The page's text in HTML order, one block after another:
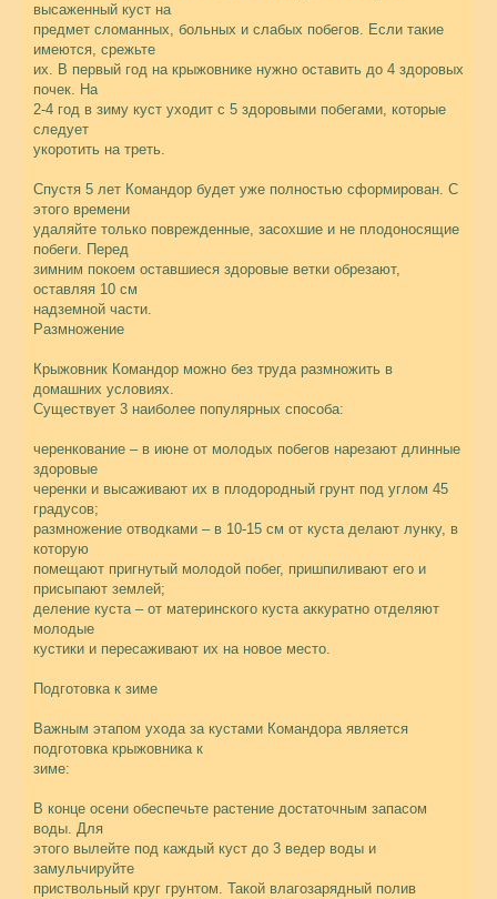
высаженный куст на
предмет сломанных, больных и слабых побегов. Если такие
имеются, срежьте
их. В первый год на крыжовнике нужно оставить до 4 здоровых
почек. На
2-4 год в зиму куст уходит с 5 здоровыми побегами, которые
следует
укоротить на треть.
Спустя 5 лет Командор будет уже полностью сформирован. С
этого времени
удаляйте только поврежденные, засохшие и не плодоносящие
побеги. Перед
зимним покоем оставшиеся здоровые ветки обрезают,
оставляя 10 см
надземной части.
Размножение
Крыжовник Командор можно без труда размножить в
домашних условиях.
Существует 3 наиболее популярных способа:
черенкование – в июне от молодых побегов нарезают длинные
здоровые
черенки и высаживают их в плодородный грунт под углом 45
градусов;
размножение отводками – в 10-15 см от куста делают лунку, в
которую
помещают пригнутый молодой побег, пришпиливают его и
присыпают землей;
деление куста – от материнского куста аккуратно отделяют
молодые
кустики и пересаживают их на новое место.
Подготовка к зиме
Важным этапом ухода за кустами Командора является
подготовка крыжовника к
зиме:
В конце осени обеспечьте растение достаточным запасом
воды. Для
этого вылейте под каждый куст до 3 ведер воды и
замульчируйте
приствольный круг грунтом. Такой влагозарядный полив